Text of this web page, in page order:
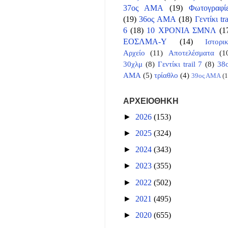
37ος ΑΜΑ
(19)
(19) 36ος ΑΜΑ (18) Γεντίκι
6 (18) 10 ΧΡΟΝΙΑ ΣΜΝΛ
ΕΟΣΛΜΑ-Υ
(14)
Αρχείο
(11) Αποτελέσματα
30χλμ (8) Γεντίκι trail 7 (8)
ΑΜΑ (5) τρίαθλο (4) 39ος ΑΜΑ
ΑΡΧΕΙΟΘΗΚΗ
► 2026 (153)
► 2025 (324)
► 2024 (343)
► 2023 (355)
► 2022 (502)
► 2021 (495)
► 2020 (655)